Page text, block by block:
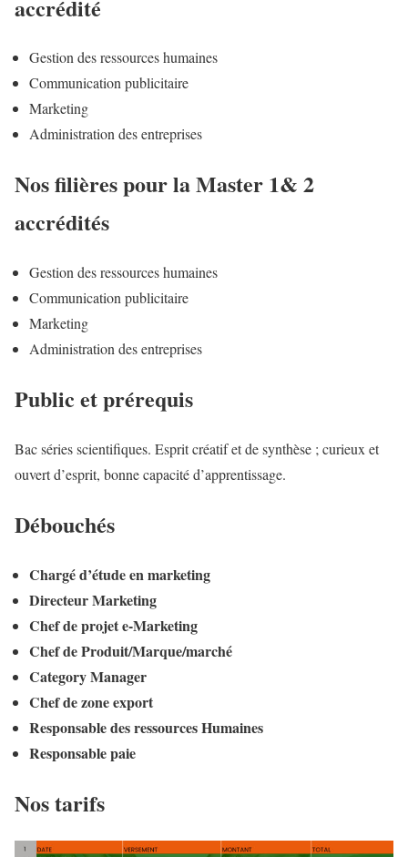
accrédité
Gestion des ressources humaines
Communication publicitaire
Marketing
Administration des entreprises
Nos filières pour la Master 1& 2
accrédités
Gestion des ressources humaines
Communication publicitaire
Marketing
Administration des entreprises
Public et prérequis
Bac séries scientifiques. Esprit créatif et de synthèse ; curieux et
ouvert d’esprit, bonne capacité d’apprentissage.
Débouchés
Chargé d’étude en marketing
Directeur Marketing
Chef de projet e-Marketing
Chef de Produit/Marque/marché
Category Manager
Chef de zone export
Responsable des ressources Humaines
Responsable paie
Nos tarifs